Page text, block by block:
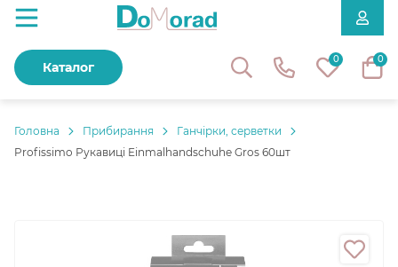
0 0
Каталог
Головнa Прибирання
Ганчірки, серветки
Profissimo Рукавиці Einmalhandschuhe Gros 60шт